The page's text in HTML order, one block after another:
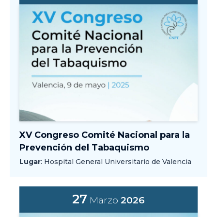
XV Congreso Comité Nacional para la
Prevención del Tabaquismo
Lugar: Hospital General Universitario de Valencia
27 Marzo 2026